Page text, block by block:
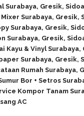
Surabaya, Gresik,
Mixer Surabaya, Gresik,
Surabaya, Gresik,
Surabaya, Gresik,
Kayu & Vinyl
Surabaya, Gresik,
RumahSurabaya,
Bor + Setros
Kompor Tanam
AC